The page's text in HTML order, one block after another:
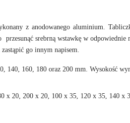
z anodowanego aluminium.
srebrną wstawkę w
go innym napisem.
140, 160, 180 oraz 200 mm. Wysokość
x 20, 200 x 20, 100 x 35, 120 x 35, 140